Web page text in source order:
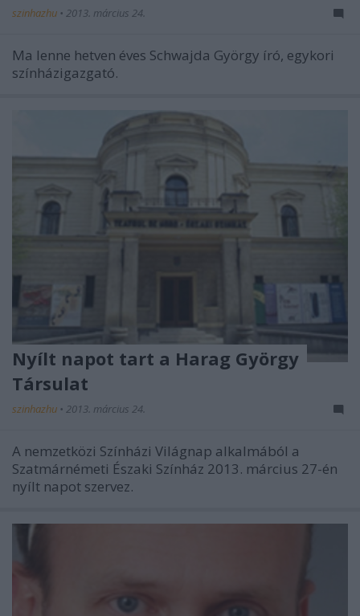
szinhazhu • 2013. március 24.
Ma lenne hetven éves Schwajda György író, egykori
színházigazgató.
Nyílt napot tart a Harag György
Társulat
szinhazhu • 2013. március 24.
A nemzetközi Színházi Világnap alkalmából a
Szatmárnémeti Északi Színház 2013. március 27-én
nyílt napot szervez.